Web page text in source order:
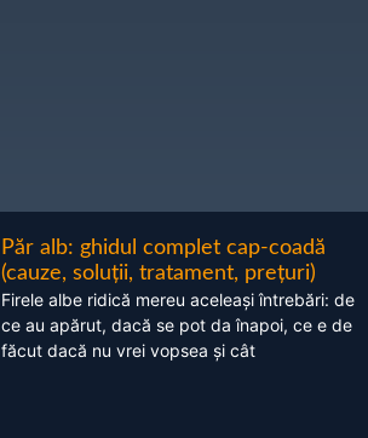
Păr alb: ghidul complet cap-coadă
(cauze, soluții, tratament, prețuri)
Firele albe ridică mereu aceleași întrebări: de
ce au apărut, dacă se pot da înapoi, ce e de
făcut dacă nu vrei vopsea și cât